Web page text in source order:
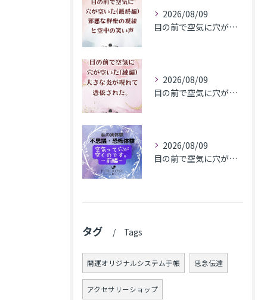
2026/08/09
目の前で空気に穴が空いた(最終編)邪悪な群衆の視線と空中の笑い声
2026/08/09
目の前で空気に穴が空いた(続編)大きな炎が現れて憑依された。
2026/08/09
目の前で​空気に穴が空いた(前編)
タグ Tags
開運オリジナルシステム手帳 思念伝達
アクセサリーショップ